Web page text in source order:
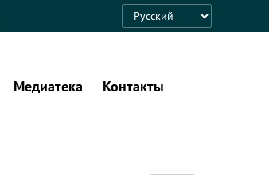
Language
Медиатека Контакты